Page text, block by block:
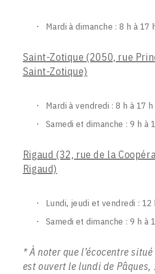
Mardi à dimanche : 8 h à 17
Saint-Zotique (2050, rue
Saint-Zotique)
Mardi à vendredi : 8 h à 17 h
Samedi et dimanche : 9 h à
Rigaud (32, rue de la
Rigaud)
Lundi, jeudi et vendredi : 12
Samedi et dimanche : 9 h à
* À noter que l’écocentre
est ouvert le lundi de Pâques,